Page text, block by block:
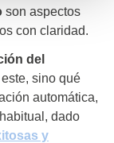
son aspectos
con claridad.
del
sino qué
automática,
dado
y